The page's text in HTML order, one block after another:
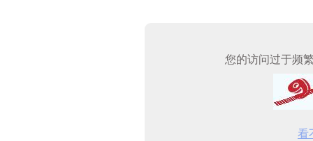
您的访问过于频
看